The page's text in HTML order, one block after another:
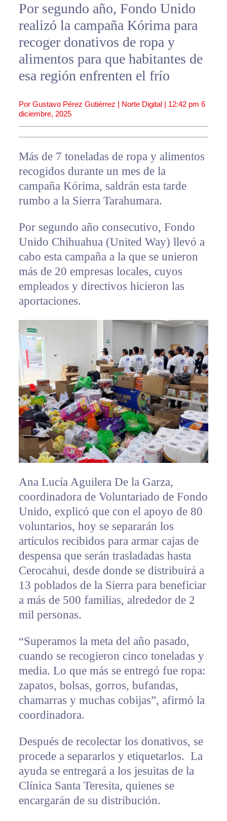
Por segundo año, Fondo Unido
realizó la campaña Kórima para
recoger donativos de ropa y
alimentos para que habitantes de
esa región enfrenten el frío
Por Gustavo Pérez Gutiérrez | Norte Digital | 12:42 pm 6
diciembre, 2025
Más de 7 toneladas de ropa y alimentos
recogidos durante un mes de la
campaña Kórima, saldrán esta tarde
rumbo a la Sierra Tarahumara.
Por segundo año consecutivo, Fondo
Unido Chihuahua (United Way) llevó a
cabo esta campaña a la que se unieron
más de 20 empresas locales, cuyos
empleados y directivos hicieron las
aportaciones.
Ana Lucía Aguilera De la Garza,
coordinadora de Voluntariado de Fondo
Unido, explicó que con el apoyo de 80
voluntarios, hoy se separarán los
artículos recibidos para armar cajas de
despensa que serán trasladadas hasta
Cerocahui, desde donde se distribuirá a
13 poblados de la Sierra para beneficiar
a más de 500 familias, alrededor de 2
mil personas.
“Superamos la meta del año pasado,
cuando se recogieron cinco toneladas y
media. Lo que más se entregó fue ropa:
zapatos, bolsas, gorros, bufandas,
chamarras y muchas cobijas”, afirmó la
coordinadora.
Después de recolectar los donativos, se
procede a separarlos y etiquetarlos. La
ayuda se entregará a los jesuitas de la
Clínica Santa Teresita, quienes se
encargarán de su distribución.